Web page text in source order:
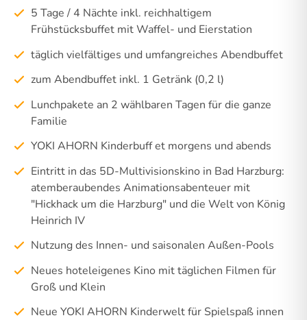
5 Tage / 4 Nächte inkl. reichhaltigem
Frühstücksbuffet mit Waffel- und Eierstation
täglich vielfältiges und umfangreiches Abendbuffet
zum Abendbuffet inkl. 1 Getränk (0,2 l)
Lunchpakete an 2 wählbaren Tagen für die ganze
Familie
YOKI AHORN Kinderbuff et morgens und abends
Eintritt in das 5D-Multivisionskino in Bad Harzburg:
atemberaubendes Animationsabenteuer mit
"Hickhack um die Harzburg" und die Welt von König
Heinrich IV
Nutzung des Innen- und saisonalen Außen-Pools
Neues hoteleigenes Kino mit täglichen Filmen für
Groß und Klein
Neue YOKI AHORN Kinderwelt für Spielspaß innen